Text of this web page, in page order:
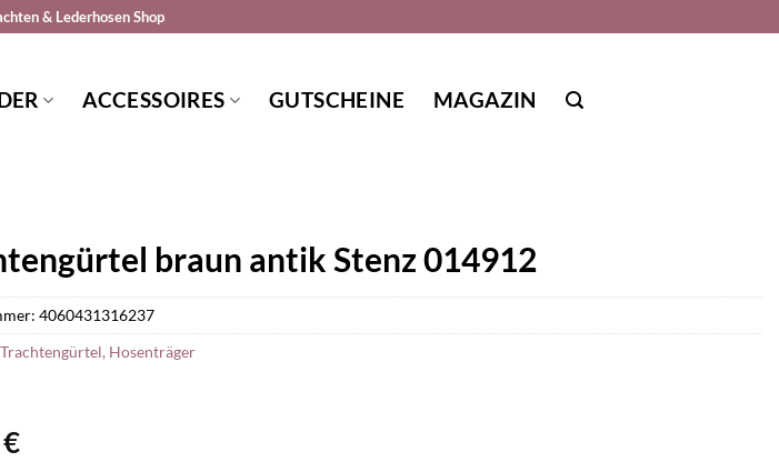
& Lederhosen Shop
ACCESSOIRES GUTSCHEINE MAGAZIN
braun antik Stenz 014912
€
4060431316237
Trachtengürtel, Hosenträger